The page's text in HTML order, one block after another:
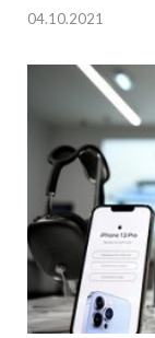
04.10.2021